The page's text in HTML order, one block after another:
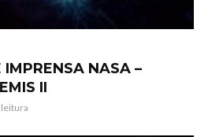
IMPRENSA NASA –
II
leitura